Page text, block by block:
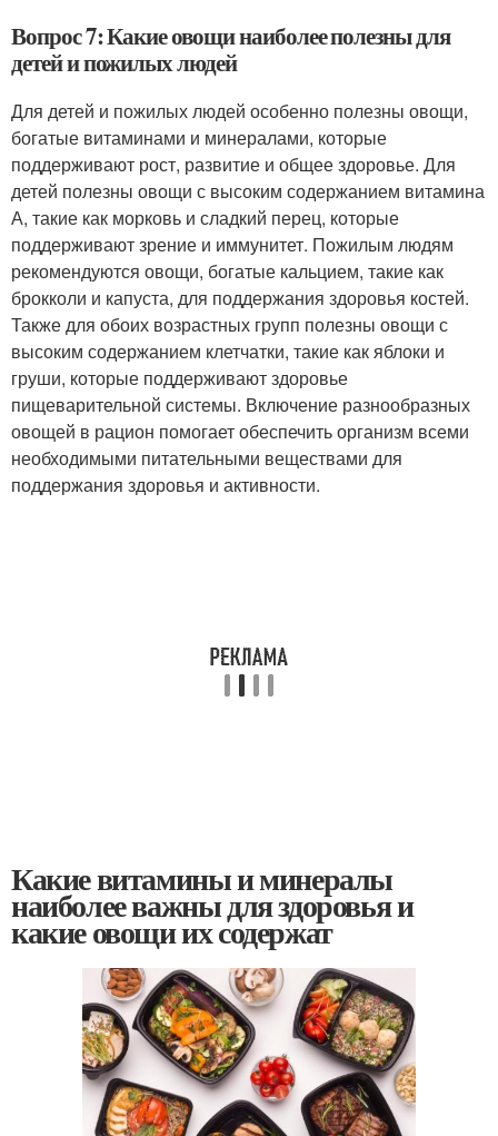
Вопрос 7: Какие овощи наиболее полезны для
детей и пожилых людей
Для детей и пожилых людей особенно полезны овощи,
богатые витаминами и минералами, которые
поддерживают рост, развитие и общее здоровье. Для
детей полезны овощи с высоким содержанием витамина
А, такие как морковь и сладкий перец, которые
поддерживают зрение и иммунитет. Пожилым людям
рекомендуются овощи, богатые кальцием, такие как
брокколи и капуста, для поддержания здоровья костей.
Также для обоих возрастных групп полезны овощи с
высоким содержанием клетчатки, такие как яблоки и
груши, которые поддерживают здоровье
пищеварительной системы. Включение разнообразных
овощей в рацион помогает обеспечить организм всеми
необходимыми питательными веществами для
поддержания здоровья и активности.
Какие витамины и минералы
наиболее важны для здоровья и
какие овощи их содержат